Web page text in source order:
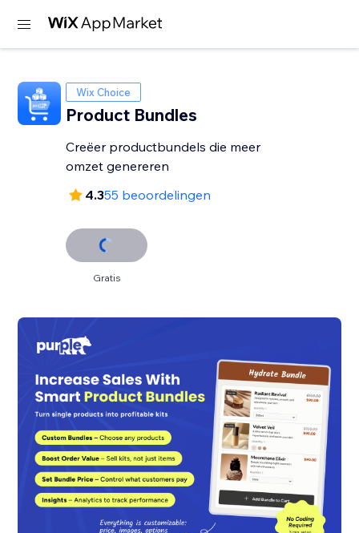
Wix Choice
Product Bundles
Creëer productbundels die meer
omzet genereren
4.355 beoordelingen
Gratis